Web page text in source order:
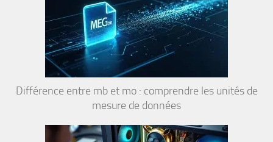
Différence entre mb et mo : comprendre les unités de
mesure de données